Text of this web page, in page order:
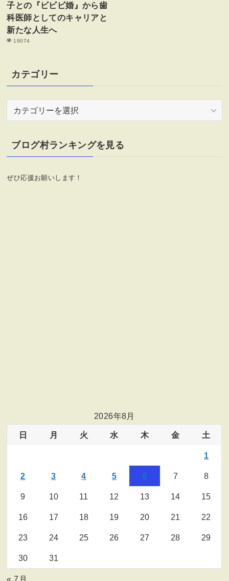
子との『ビビビ婚』から歯
科医師としてのキャリアと
新たな人生へ
19074
カテゴリー
リ
ー
ブログ村ランキングを見る
ぜひ応援お願いします！
2026年8月
日 月 火 水 木 金 土
1
2 3 4 5 6 7 8
9 10 11 12 13 14 15
16 17 18 19 20 21 22
23 24 25 26 27 28 29
30 31
« 7月